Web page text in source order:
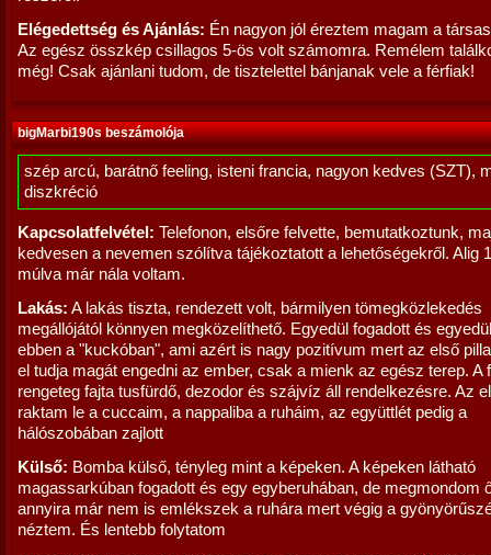
Elégedettség és Ajánlás: Én nagyon jól éreztem magam a
Az egész összkép csillagos 5-ös volt számomra. Remélem
még! Csak ajánlani tudom, de tisztelettel bánjanak vele a férfiak!
bigMarbi190s beszámolója
szép arcú, barátnő feeling, isteni francia, nagyon kedves (SZT),
diszkréció
Kapcsolatfelvétel: Telefonon, elsőre felvette, bemutatkoztunk,
kedvesen a nevemen szólítva tájékoztatott a lehetőségekről. Alig
múlva már nála voltam.
Lakás: A lakás tiszta, rendezett volt, bármilyen tömegközlekedés
megállójától könnyen megközelíthető. Egyedül fogadott és
ebben a "kuckóban", ami azért is nagy pozitívum mert az első
el tudja magát engedni az ember, csak a mienk az egész terep. A
rengeteg fajta tusfürdő, dezodor és szájvíz áll rendelkezésre. Az
raktam le a cuccaim, a nappaliba a ruháim, az együttlét pedig a
hálószobában zajlott
Külső: Bomba külső, tényleg mint a képeken. A képeken látható
magassarkúban fogadott és egy egyberuhában, de megmondom
annyira már nem is emlékszek a ruhára mert végig a
néztem. És lentebb folytatom